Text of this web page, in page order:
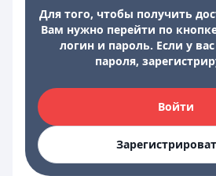
Для того, чтобы получить
Вам нужно перейти по
логин и пароль. Если у
пароля,
Войти